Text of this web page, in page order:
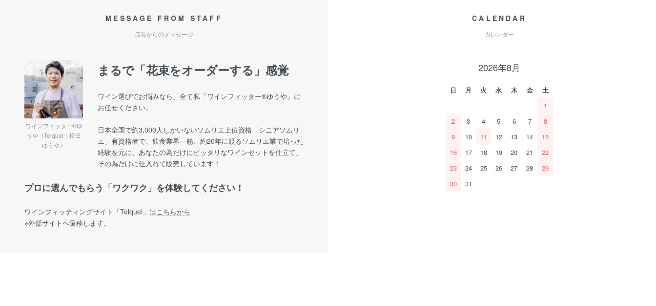
MESSAGE FROM STAFF
店長からのメッセージ
ワインフィッター®ゆ
うや（Telquel：松田
ゆうや）
まるで「花束をオーダーする」感覚
ワイン選びでお悩みなら、全て私「ワインフィッター®︎ゆうや」に
お任せください。
日本全国で約3,000人しかいないソムリエ上位資格「シニアソムリ
エ」有資格者で、飲食業界一筋、約20年に渡るソムリエ業で培った
経験を元に、あなたの為だけにピッタリなワインセットを仕立て、
その為だけに仕入れて販売しています！
プロに選んでもらう「ワクワク」を体験してください！
ワインフィッティングサイト 「Telquel」はこちらから
※外部サイトへ遷移します。
CALENDAR
カレンダー
2026年8月
日 月 火 水 木 金
土
1
2
3 4 5 6 7
8
9
10 11 12 13 14
15
16
17 18 19 20 21
22
23
24 25 26 27 28
29
30
31